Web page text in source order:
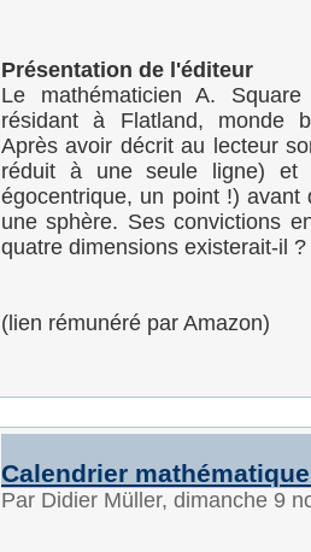
Présentation de l'éditeur
Le mathématicien A.
résidant à Flatland, monde
Après avoir décrit au lecteur
réduit à une seule ligne) et
égocentrique, un point !)
une sphère. Ses convictions
quatre dimensions existerait-il ?
(lien rémunéré par Amazon)
Calendrier
Par Didier Müller, dimanche 9